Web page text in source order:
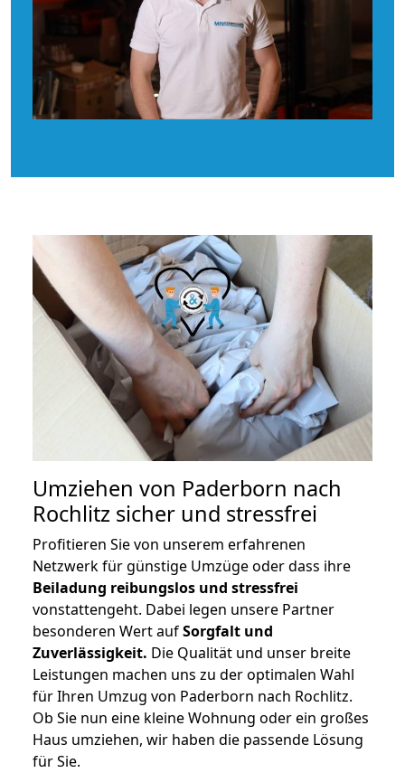
Umziehen von Paderborn nach
Rochlitz sicher und stressfrei
Profitieren Sie von unserem erfahrenen
Netzwerk für günstige Umzüge oder dass ihre
Beiladung reibungslos und stressfrei
vonstattengeht. Dabei legen unsere Partner
besonderen Wert aufSorgfalt und
Zuverlässigkeit. Die Qualität und unser breite
Leistungen machen uns zu der optimalen Wahl
für Ihren Umzug von Paderborn nach Rochlitz.
Ob Sie nun eine kleine Wohnung oder ein großes
Haus umziehen, wir haben die passende Lösung
für Sie.